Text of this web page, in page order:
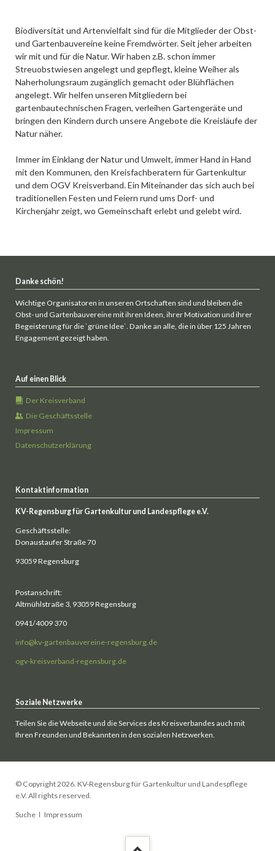
Biodiversität und Artenvielfalt sind für die Mitglieder der Obst-
und Gartenbauvereine keine Fremdwörter. Seit jeher arbeiten
wir mit und für die Natur. Wir haben z.B. schon immer
Streuobstwiesen angelegt und gepflegt, kleine Weiher als
Naherholungsraum zugänglich gemacht oder Blühflächen
angelegt. Wir helfen unseren Mitgliedern bei
gartenbautechnischen Fragen, verleihen Gartengeräte und
bringen den Kindern durch unsere Angebote die Kreisläufe der
Natur näher.
Immer im Einklang der Natur und Umwelt, immer Hand in Hand
mit den Kommunen, den Kreisfachberatern für Gartenkultur
und dem OGV Kreisverband. Ein Miteinander das sich auch bei
traditionellen Festen und Feiern rund ums Dorf- und
Kirchenjahr zeigt, wo Gemeinschaft erlebt und gelebt wird.
Danke schön!
Wichtige Organisatoren in unseren Ortschaften sind und bleiben die
Obst- und Gartenbauvereine mit ihren Ideen, ihrer Motivation und ihrer
Begeisterung für die `grüne Idee`. Danke an alle, die in über 125 Jahren
Engagement gezeigt haben.
Auf einen Blick
Der Kreisverband
Die Geschäftsstelle
Impressum
Datenschutzerklärung
Kontaktinformation
KV-Regensburg für Gartenkultur und Landespflege e.V.
Geschäftsstelle:
Donaustaufer Straße 70
93059 Regensburg
Postanschrift:
Altmühlstraße 3, 93059 Regensburg
0941/4009 370
info@kv-gartenbauvereine-regensburg.de
ogv-kreisverband-regensburg.de
Soziale Netzwerke
Teilen Sie die Webseite und die Services des Kreisverbandes auch mit
Ihren Freunden und Bekannten in den sozialen Netzwerken.
© Copyright 2026. KV-Regensburg für Gartenkultur und Landespflege
e.V. All rights reserved.
Navigation
Suche Impressum